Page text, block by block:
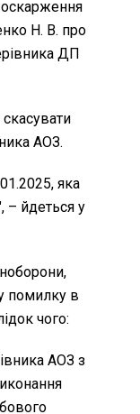
оскарження
Н. В. про
ДП
скасувати
АОЗ.
яка
– йдеться у
помилку в
чого:
АОЗ з